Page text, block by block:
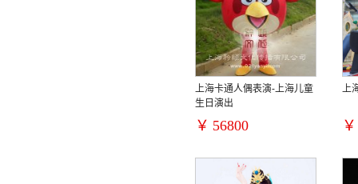
上海卡通人偶表演-上海儿童
生日演出
￥ 56800
上
￥